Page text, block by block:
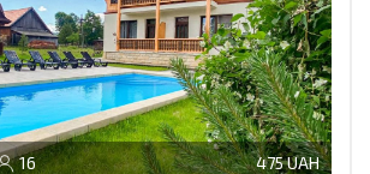
16 475 UAH